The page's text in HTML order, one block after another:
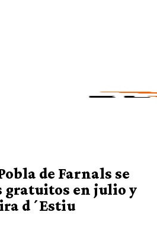
de Farnals se
gratuitos en julio y
d´Estiu